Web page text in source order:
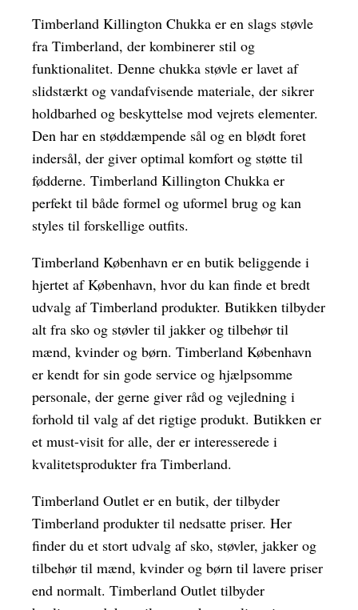
Timberland Killington Chukka er en slags støvle
fra Timberland, der kombinerer stil og
funktionalitet. Denne chukka støvle er lavet af
slidstærkt og vandafvisende materiale, der sikrer
holdbarhed og beskyttelse mod vejrets elementer.
Den har en støddæmpende sål og en blødt foret
indersål, der giver optimal komfort og støtte til
fødderne. Timberland Killington Chukka er
perfekt til både formel og uformel brug og kan
styles til forskellige outfits.
Timberland København er en butik beliggende i
hjertet af København, hvor du kan finde et bredt
udvalg af Timberland produkter. Butikken tilbyder
alt fra sko og støvler til jakker og tilbehør til
mænd, kvinder og børn. Timberland København
er kendt for sin gode service og hjælpsomme
personale, der gerne giver råd og vejledning i
forhold til valg af det rigtige produkt. Butikken er
et must-visit for alle, der er interesserede i
kvalitetsprodukter fra Timberland.
Timberland Outlet er en butik, der tilbyder
Timberland produkter til nedsatte priser. Her
finder du et stort udvalg af sko, støvler, jakker og
tilbehør til mænd, kvinder og børn til lavere priser
end normalt. Timberland Outlet tilbyder